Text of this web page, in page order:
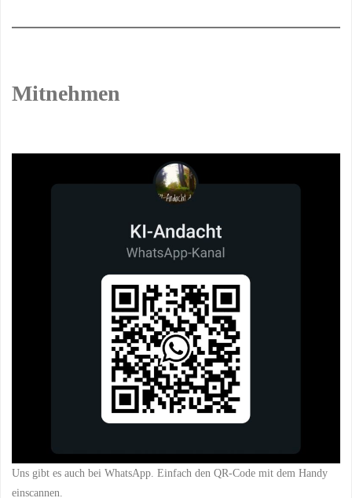
Mitnehmen
Uns gibt es auch bei WhatsApp. Einfach den QR-Code mit dem Handy
einscannen.